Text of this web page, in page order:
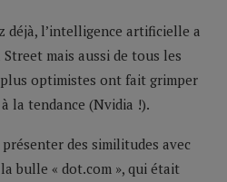
déjà, l’intelligence artificielle a
mais aussi de tous les
optimistes ont fait grimper
la tendance (Nvidia !).
des similitudes avec
bulle « dot.com », qui était